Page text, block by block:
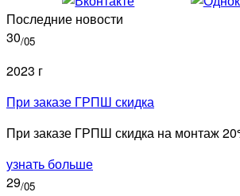
Последние новости
30/05
2023 г
При заказе ГРПШ скидка
При заказе ГРПШ скидка на монтаж
узнать больше
29/05